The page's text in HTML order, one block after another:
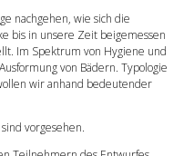
nachgehen, wie sich die
bis in unsere Zeit beigemessen
Im Spektrum von Hygiene und
von Bädern. Typologie
wir anhand bedeutender
vorgesehen.